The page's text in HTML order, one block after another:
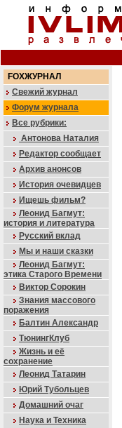
FOXЖУРНАЛ
Свежий журнал
Форум журнала
Все рубрики:
Антонова Наталия
Редактор сообщает
Архив анонсов
История очевидцев
Ищешь фильм?
Леонид Багмут:
история и литература
Русский вклад
Мы и наши сказки
Леонид Багмут:
этика Старого Времени
Виктор Сорокин
Знания массового
поражения
Балтин Александр
ТюнингКлуб
Жизнь и её
сохранение
Леонид Татарин
Юрий Тубольцев
Домашний очаг
Наука и Техника